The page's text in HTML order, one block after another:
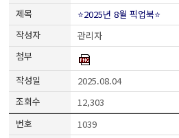
⭐2025년 8월 픽업북⭐
관리자
2025.08.04
12,303
1039